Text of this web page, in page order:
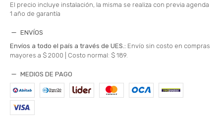
El precio incluye instalación, la misma se realiza con previa agenda
1 año de garantía
ENVÍOS
Envíos a todo el país a través de UES.: Envío sin costo en compras
mayores a $ 2000 | Costo normal: $ 189.
MEDIOS DE PAGO